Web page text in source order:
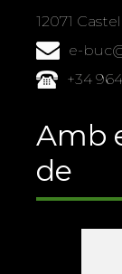
12071
e-
+34
Amb
de